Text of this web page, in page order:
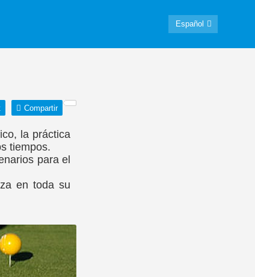
Español
Compartir
la práctica
tiempos.
para el
en toda su